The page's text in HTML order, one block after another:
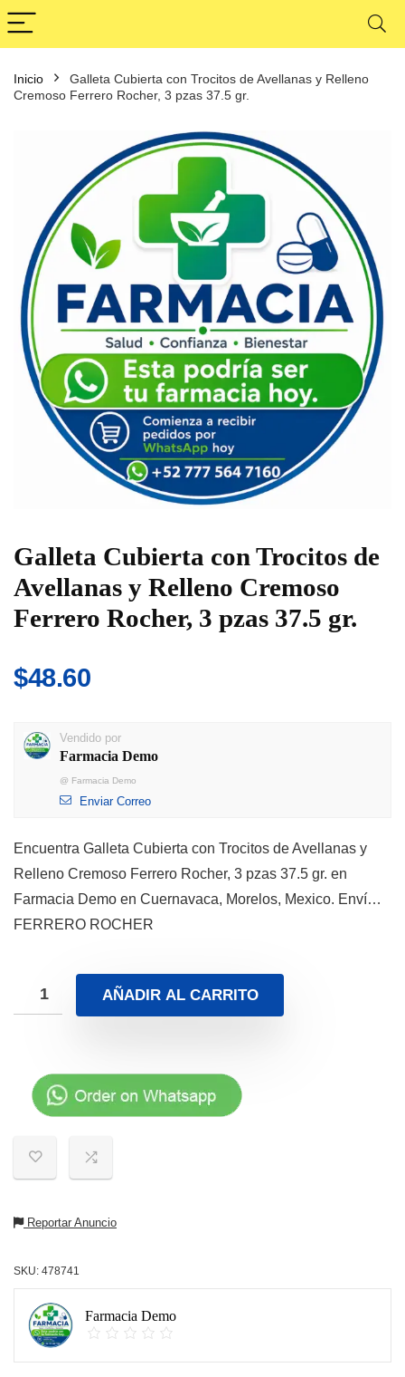
Inicio
Galleta Cubierta con Trocitos de Avellanas y Relleno
Cremoso Ferrero Rocher, 3 pzas 37.5 gr.
Galleta Cubierta con Trocitos de
Avellanas y Relleno Cremoso
Ferrero Rocher, 3 pzas 37.5 gr.
$48.60
Vendido por
Farmacia Demo
@ Farmacia Demo
Enviar Correo
Encuentra Galleta Cubierta con Trocitos de Avellanas y
Relleno Cremoso Ferrero Rocher, 3 pzas 37.5 gr. en
Farmacia Demo en Cuernavaca, Morelos, Mexico. Enví…
FERRERO ROCHER
AÑADIR AL CARRITO
Reportar Anuncio
SKU: 478741
Farmacia Demo